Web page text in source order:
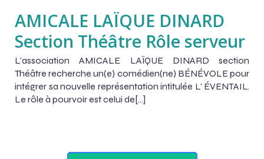
AMICALE LAÏQUE DINARD
Section Théâtre Rôle serveur
L’association AMICALE LAÏQUE DINARD section
Théâtre recherche un(e) comédien(ne) BÉNÉVOLE pour
intégrer sa nouvelle représentation intitulée L’ ÉVENTAIL.
Le rôle à pourvoir est celui de[…]